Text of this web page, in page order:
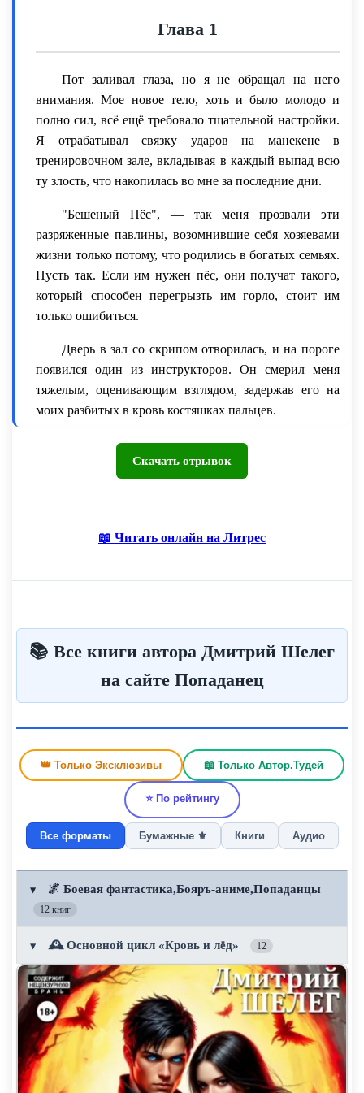
Глава 1
Пот заливал глаза, но я не обращал на него
внимания. Мое новое тело, хоть и было молодо и
полно сил, всё ещё требовало тщательной настройки.
Я отрабатывал связку ударов на манекене в
тренировочном зале, вкладывая в каждый выпад всю
ту злость, что накопилась во мне за последние дни.
"Бешеный Пёс", — так меня прозвали эти
разряженные павлины, возомнившие себя хозяевами
жизни только потому, что родились в богатых семьях.
Пусть так. Если им нужен пёс, они получат такого,
который способен перегрызть им горло, стоит им
только ошибиться.
Дверь в зал со скрипом отворилась, и на пороге
появился один из инструкторов. Он смерил меня
тяжелым, оценивающим взглядом, задержав его на
моих разбитых в кровь костяшках пальцев.
— Хладов, — произнес он, и в его голосе не
было и намека на теплоту. — У тебя десять минут на
Скачать отрывок
📖 Читать онлайн на Литрес
📚 Все книги автора Дмитрий Шелег
на сайте Попаданец
👑 Только Эксклюзивы 📖 Только Автор.Тудей
⭐ По рейтингу
Все форматы Бумажные ⚜️ Книги Аудио
▼ 🌌 Боевая фантастика,Бояръ-аниме,Попаданцы
12 книг
▼ 🕰️ Основной цикл «Кровь и лёд» 12